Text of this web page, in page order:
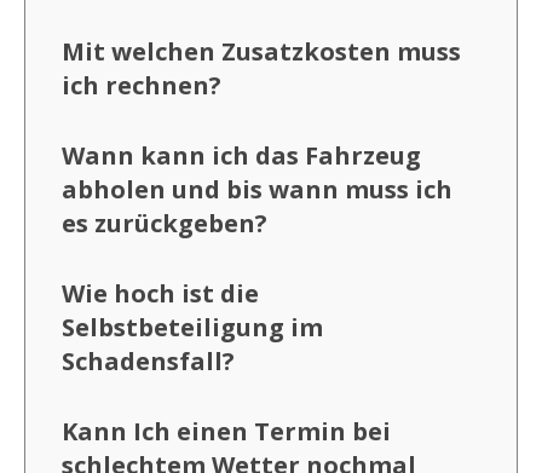
Mit welchen Zusatzkosten muss
ich rechnen?
Wann kann ich das Fahrzeug
abholen und bis wann muss ich
es zurückgeben?
Wie hoch ist die
Selbstbeteiligung im
Schadensfall?
Kann Ich einen Termin bei
schlechtem Wetter nochmal